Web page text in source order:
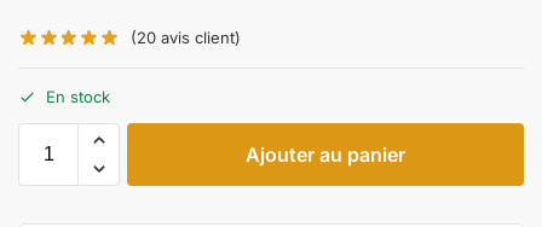
(20 avis client)
En stock
Ajouter au panier